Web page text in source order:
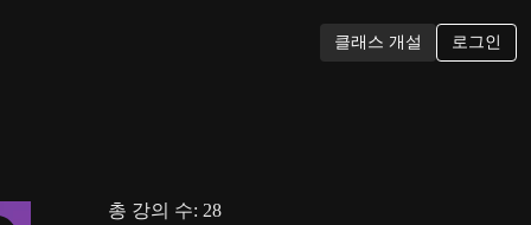
클래스 개설 로그인
총 강의 수: 28